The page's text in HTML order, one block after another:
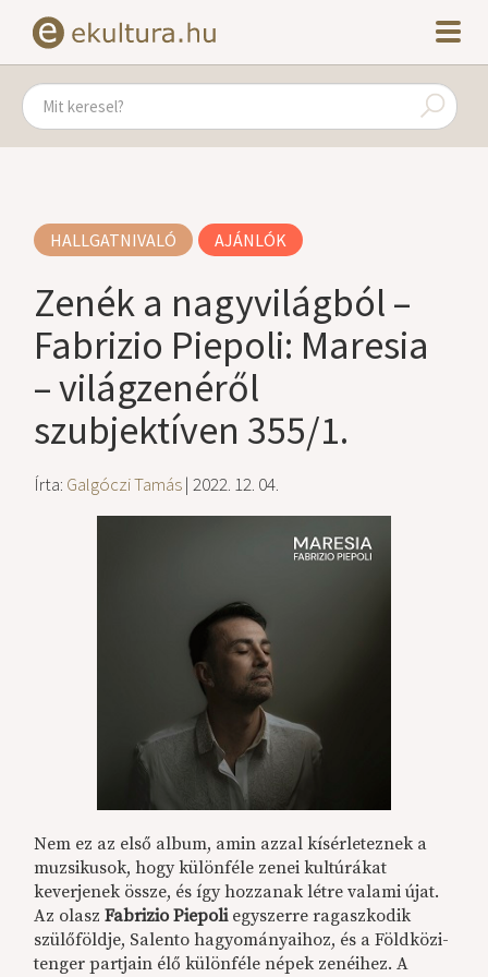
HALLGATNIVALÓ AJÁNLÓK
Zenék a nagyvilágból –
Fabrizio Piepoli: Maresia
– világzenéről
szubjektíven 355/1.
Írta: Galgóczi Tamás| 2022. 12. 04.
Nem ez az első album, amin azzal kísérleteznek a
muzsikusok, hogy különféle zenei kultúrákat
keverjenek össze, és így hozzanak létre valami újat.
Az olaszFabrizio Piepoli egyszerre ragaszkodik
szülőföldje, Salento hagyományaihoz, és a Földközi-
tenger partjain élő különféle népek zenéihez. A